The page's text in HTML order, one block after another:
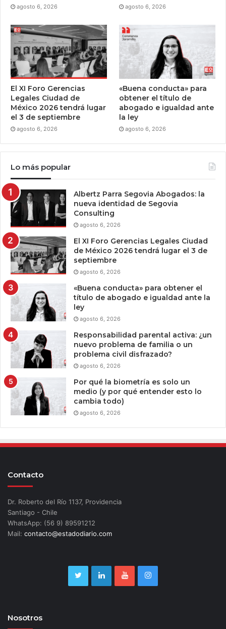
agosto 6, 2026 agosto 6, 2026
El XI Foro Gerencias
Legales Ciudad de
México 2026 tendrá lugar
el 3 de septiembre
agosto 6, 2026
«Buena conducta» para
obtener el título de
abogado e igualdad ante
la ley
agosto 6, 2026
Lo más popular
Albertz Parra Segovia Abogados: la
nueva identidad de Segovia
Consulting
agosto 6, 2026
El XI Foro Gerencias Legales Ciudad
de México 2026 tendrá lugar el 3 de
septiembre
agosto 6, 2026
«Buena conducta» para obtener el
título de abogado e igualdad ante la
ley
agosto 6, 2026
Responsabilidad parental activa: ¿un
nuevo problema de familia o un
problema civil disfrazado?
agosto 6, 2026
Por qué la biometría es solo un
medio (y por qué entender esto lo
cambia todo)
agosto 6, 2026
Contacto
Dr. Roberto del Río 1137, Providencia
Santiago - Chile
WhatsApp: (56 9) 89591212
Mail: contacto@estadodiario.com
Nosotros